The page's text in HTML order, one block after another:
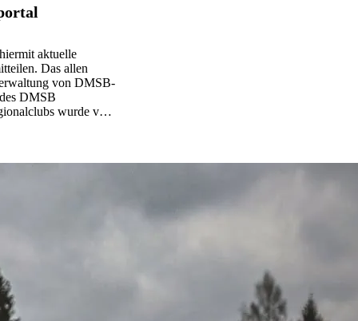
aktuelle
Das allen
von DMSB-
DMSB
wurde vom